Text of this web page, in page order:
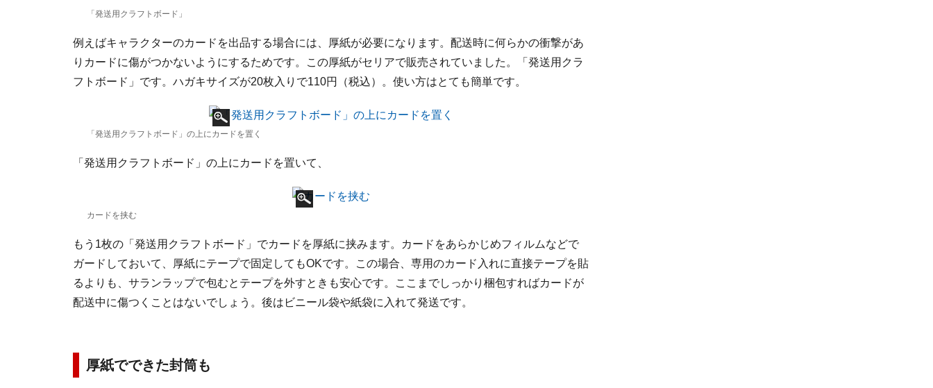
「発送用クラフトボード」
例えばキャラクターのカードを出品する場合には、厚紙が必要になります。配送時に何らかの衝撃があ
りカードに傷がつかないようにするためです。この厚紙がセリアで販売されていました。「発送用クラ
フトボード」です。ハガキサイズが20枚入りで110円（税込）。使い方はとても簡単です。
「発送用クラフトボード」の上にカードを置く
「発送用クラフトボード」の上にカードを置いて、
カードを挟む
もう1枚の「発送用クラフトボード」でカードを厚紙に挟みます。カードをあらかじめフィルムなどで
ガードしておいて、厚紙にテープで固定してもOKです。この場合、専用のカード入れに直接テープを貼
るよりも、サランラップで包むとテープを外すときも安心です。ここまでしっかり梱包すればカードが
配送中に傷つくことはないでしょう。後はビニール袋や紙袋に入れて発送です。
厚紙でできた封筒も